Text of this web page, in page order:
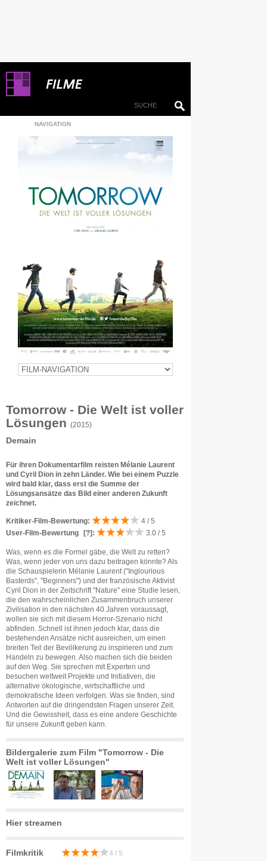
NAVIGATION
Tomorrow - Die Welt ist voller
Lösungen (2015)
Demain
Für ihren Dokumentarfilm reisten Mélanie Laurent
und Cyril Dion in zehn Länder. Wie bei einem Puzzle
wird bald klar, dass erst die Summe der
Lösungsansätze das Bild einer anderen Zukunft
zeichnet.
Kritiker-Film-Bewertung:
4 / 5
User-Film-Bewertung
[?] : 3.0 / 5
Was, wenn es die Formel gäbe, die Welt zu retten?
Was, wenn jeder von uns dazu beitragen könnte? Als
die Schauspielerin Mélanie Laurent ("Inglourious
Basterds", "Beginners") und der französische Aktivist
Cyril Dion in der Zeitschrift "Nature" eine Studie lesen,
die den wahrscheinlichen Zusammenbruch unserer
Zivilisation in den nächsten 40 Jahren voraussagt,
wollen sie sich mit diesem Horror-Szenario nicht
abfinden. Schnell ist ihnen jedoch klar, dass die
bestehenden Ansätze nicht ausreichen, um einen
breiten Teil der Bevölkerung zu inspirieren und zum
Handeln zu bewegen. Also machen sich die beiden
auf den Weg. Sie sprechen mit Experten und
besuchen weltweit Projekte und Initiativen, die
alternative ökologische, wirtschaftliche und
demokratische Ideen verfolgen. Was sie finden, sind
Antworten auf die dringendsten Fragen unserer Zeit.
Und die Gewissheit, dass es eine andere Geschichte
für unsere Zukunft geben kann.
Bildergalerie zum Film "Tomorrow - Die
Welt ist voller Lösungen"
Hier streamen
Filmkritik 4 / 5